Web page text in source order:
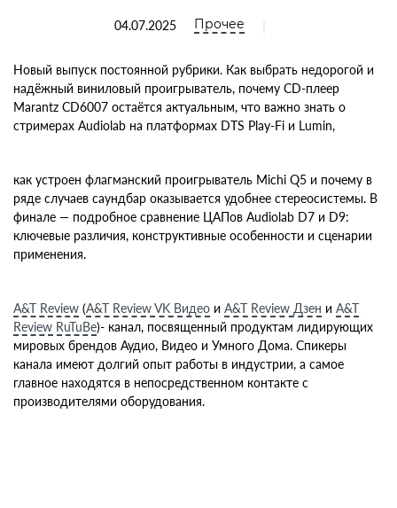
04.07.2025 Прочее
Новый выпуск постоянной рубрики. Как выбрать недорогой и
надёжный виниловый проигрыватель, почему CD-плеер
Marantz CD6007 остаётся актуальным, что важно знать о
стримерах Audiolab на платформах DTS Play-Fi и Lumin,
как устроен флагманский проигрыватель Michi Q5 и почему в
ряде случаев саундбар оказывается удобнее стереосистемы. В
финале — подробное сравнение ЦАПов Audiolab D7 и D9:
ключевые различия, конструктивные особенности и сценарии
применения.
A&T Review (A&T Review VK Видео и A&T Review Дзен и A&T
Review RuTuBe)- канал, посвященный продуктам лидирующих
мировых брендов Аудио, Видео и Умного Дома. Спикеры
канала имеют долгий опыт работы в индустрии, а самое
главное находятся в непосредственном контакте с
производителями оборудования.